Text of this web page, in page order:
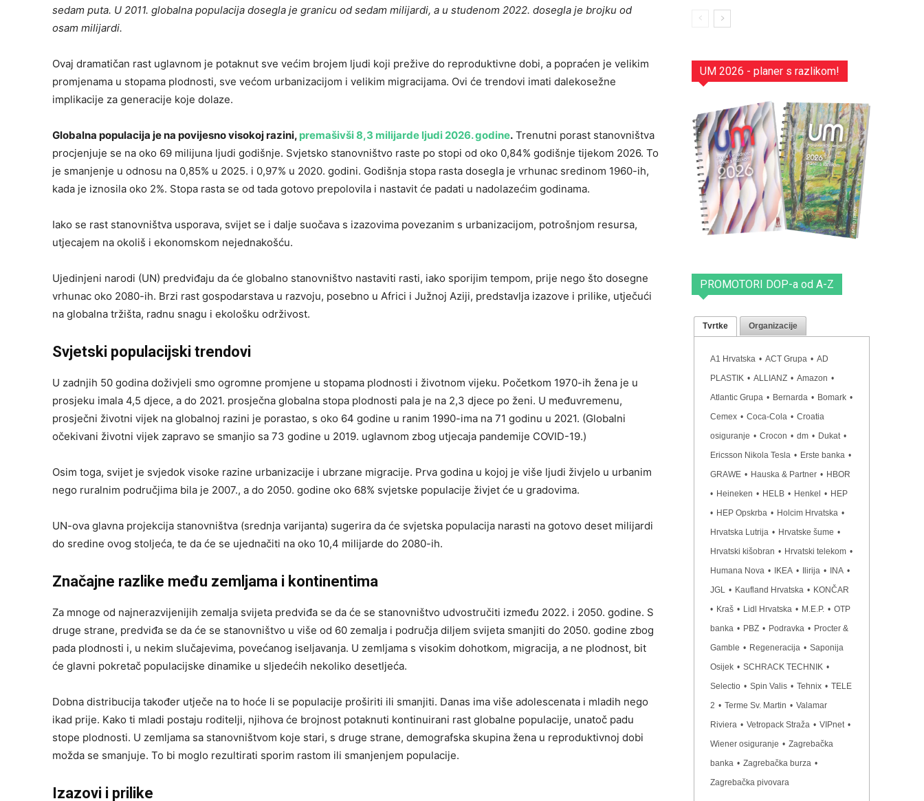
sedam puta. U 2011. globalna populacija dosegla je granicu od sedam milijardi, a u studenom 2022. dosegla je brojku od
osam milijardi.
Ovaj dramatičan rast uglavnom je potaknut sve većim brojem ljudi koji prežive do reproduktivne dobi, a popraćen je velikim
promjenama u stopama plodnosti, sve većom urbanizacijom i velikim migracijama. Ovi će trendovi imati dalekosežne
implikacije za generacije koje dolaze.
Globalna populacija je na povijesno visokoj razini, premašivši 8,3 milijarde ljudi 2026. godine. Trenutni porast stanovništva
procjenjuje se na oko 69 milijuna ljudi godišnje. Svjetsko stanovništvo raste po stopi od oko 0,84% godišnje tijekom 2026. To
je smanjenje u odnosu na 0,85% u 2025. i 0,97% u 2020. godini. Godišnja stopa rasta dosegla je vrhunac sredinom 1960-ih,
kada je iznosila oko 2%. Stopa rasta se od tada gotovo prepolovila i nastavit će padati u nadolazećim godinama.
Iako se rast stanovništva usporava, svijet se i dalje suočava s izazovima povezanim s urbanizacijom, potrošnjom resursa,
utjecajem na okoliš i ekonomskom nejednakošću.
Ujedinjeni narodi (UN) predviđaju da će globalno stanovništvo nastaviti rasti, iako sporijim tempom, prije nego što dosegne
vrhunac oko 2080-ih. Brzi rast gospodarstava u razvoju, posebno u Africi i Južnoj Aziji, predstavlja izazove i prilike, utječući
na globalna tržišta, radnu snagu i ekološku održivost.
Svjetski populacijski trendovi
U zadnjih 50 godina doživjeli smo ogromne promjene u stopama plodnosti i životnom vijeku. Početkom 1970-ih žena je u
prosjeku imala 4,5 djece, a do 2021. prosječna globalna stopa plodnosti pala je na 2,3 djece po ženi. U međuvremenu,
prosječni životni vijek na globalnoj razini je porastao, s oko 64 godine u ranim 1990-ima na 71 godinu u 2021. (Globalni
očekivani životni vijek zapravo se smanjio sa 73 godine u 2019. uglavnom zbog utjecaja pandemije COVID-19.)
Osim toga, svijet je svjedok visoke razine urbanizacije i ubrzane migracije. Prva godina u kojoj je više ljudi živjelo u urbanim
nego ruralnim područjima bila je 2007., a do 2050. godine oko 68% svjetske populacije živjet će u gradovima.
UN-ova glavna projekcija stanovništva (srednja varijanta) sugerira da će svjetska populacija narasti na gotovo deset milijardi
do sredine ovog stoljeća, te da će se ujednačiti na oko 10,4 milijarde do 2080-ih.
Značajne razlike među zemljama i kontinentima
Za mnoge od najnerazvijenijih zemalja svijeta predviđa se da će se stanovništvo udvostručiti između 2022. i 2050. godine. S
druge strane, predviđa se da će se stanovništvo u više od 60 zemalja i područja diljem svijeta smanjiti do 2050. godine zbog
pada plodnosti i, u nekim slučajevima, povećanog iseljavanja. U zemljama s visokim dohotkom, migracija, a ne plodnost, bit
će glavni pokretač populacijske dinamike u sljedećih nekoliko desetljeća.
Dobna distribucija također utječe na to hoće li se populacije proširiti ili smanjiti. Danas ima više adolescenata i mladih nego
ikad prije. Kako ti mladi postaju roditelji, njihova će brojnost potaknuti kontinuirani rast globalne populacije, unatoč padu
stope plodnosti. U zemljama sa stanovništvom koje stari, s druge strane, demografska skupina žena u reproduktivnoj dobi
možda se smanjuje. To bi moglo rezultirati sporim rastom ili smanjenjem populacije.
Izazovi i prilike
UM 2026 - planer s razlikom!
PROMOTORI DOP-a od A-Z
Tvrtke Organizacije
A1 Hrvatska • ACT Grupa • AD
PLASTIK • ALLIANZ • Amazon •
Atlantic Grupa • Bernarda • Bomark •
Cemex • Coca-Cola • Croatia
osiguranje • Crocon • dm • Dukat •
Ericsson Nikola Tesla • Erste banka •
GRAWE • Hauska & Partner • HBOR
• Heineken • HELB • Henkel • HEP
• HEP Opskrba • Holcim Hrvatska •
Hrvatska Lutrija • Hrvatske šume •
Hrvatski kišobran • Hrvatski telekom •
Humana Nova • IKEA • Ilirija • INA •
JGL • Kaufland Hrvatska • KONČAR
• Kraš • Lidl Hrvatska • M.E.P. • OTP
banka • PBZ • Podravka • Procter &
Gamble • Regeneracija • Saponija
Osijek • SCHRACK TECHNIK •
Selectio • Spin Valis • Tehnix • TELE
2 • Terme Sv. Martin • Valamar
Riviera • Vetropack Straža • VIPnet •
Wiener osiguranje • Zagrebačka
banka • Zagrebačka burza •
Zagrebačka pivovara